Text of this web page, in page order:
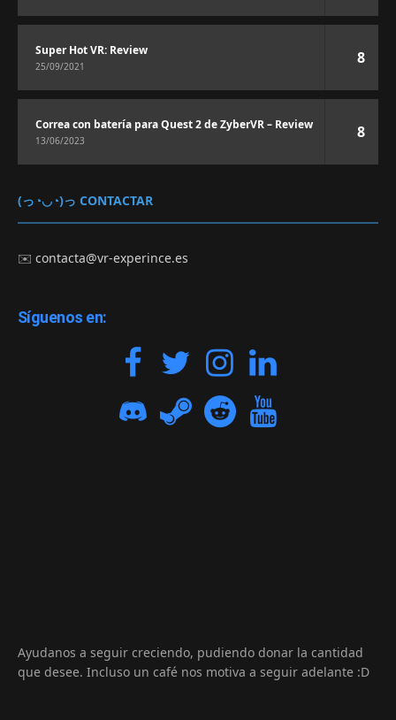
Super Hot VR: Review
25/09/2021 8
Correa con batería para Quest 2 de ZyberVR – Review
13/06/2023 8
(っ◔◡◔)っ CONTACTAR
✉️contacta@vr-experince.es
Síguenos en:
Ayudanos a seguir creciendo, pudiendo donar la cantidad
que desee. Incluso un café nos motiva a seguir adelante :D